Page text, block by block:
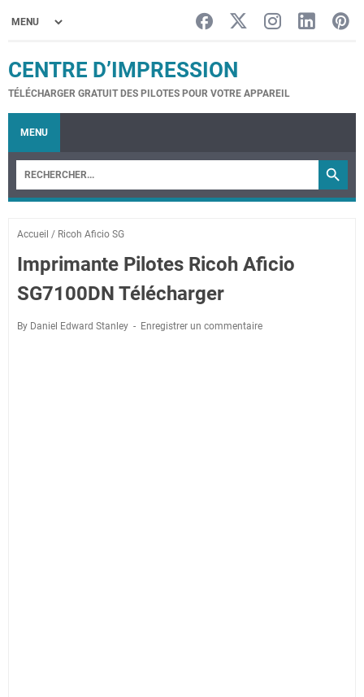
CENTRE D’IMPRESSION
TÉLÉCHARGER GRATUIT DES PILOTES POUR VOTRE APPAREIL
MENU
Accueil / Ricoh Aficio SG
Imprimante Pilotes Ricoh Aficio
SG7100DN Télécharger
By Daniel Edward Stanley Enregistrer un commentaire